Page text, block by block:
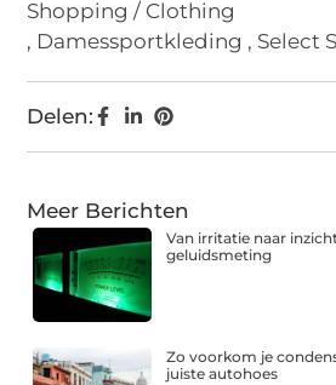
Shopping / Clothing
, Damessportkleding , Select
Delen:
Meer Berichten
Van irritatie naar
geluidsmeting
Zo voorkom je
juiste autohoes